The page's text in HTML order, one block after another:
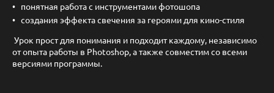
понятная работа с инструментами фотошопа
создания эффекта свечения за героями для кино-стиля
Урок прост для понимания и подходит каждому, независимо
от опыта работы в Photoshop, а также совместим со всеми
версиями программы.